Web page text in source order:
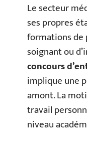
Le secteur
ses propres
formations de
soignant ou
concours
implique une
amont. La
travail
niveau